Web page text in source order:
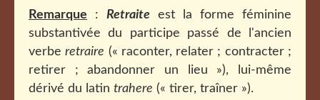
Remarque : Retraite est la forme féminine
substantivée du participe passé de l'ancien
verberetraire (« raconter, relater ; contracter ;
retirer ; abandonner un lieu »), lui-même
dérivé du latin trahere (« tirer, traîner »).